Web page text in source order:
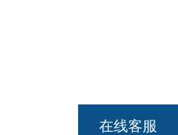
在线客服